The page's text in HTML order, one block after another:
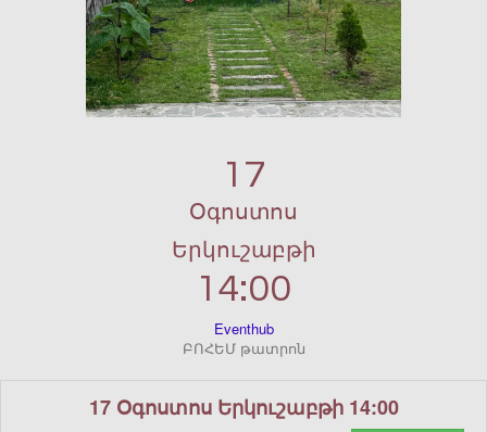
17
Օգոստոս
Երկուշաբթի
14:00
Eventhub
ԲՈՀԵՄ թատրոն
17 Օգոստոս Երկուշաբթի 14:00